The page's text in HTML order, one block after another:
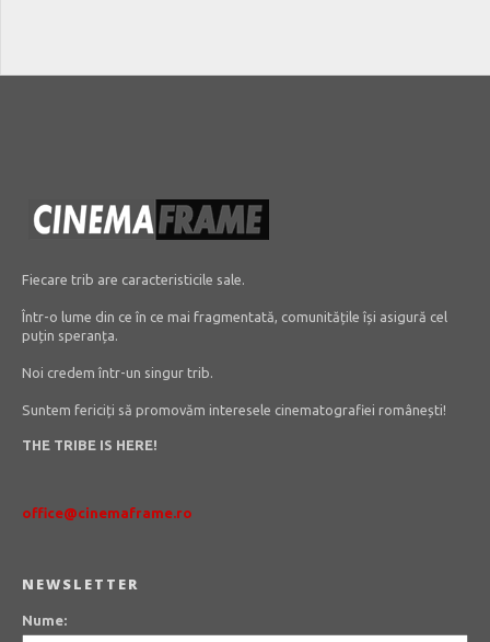
Fiecare trib are caracteristicile sale.
Într-o lume din ce în ce mai fragmentată, comunitățile își asigură cel
puțin speranța.
Noi credem într-un singur trib.
Suntem fericiți să promovăm interesele cinematografiei românești!
THE TRIBE IS HERE!
office@cinemaframe.ro
NEWSLETTER
Nume: